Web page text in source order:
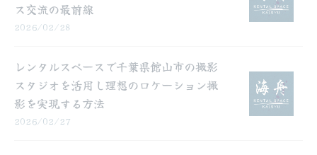
ス交流の最前線
2026/02/28
レンタルスペースで千葉県館山市の撮影
スタジオを活用し理想のロケーション撮
影を実現する方法
2026/02/27